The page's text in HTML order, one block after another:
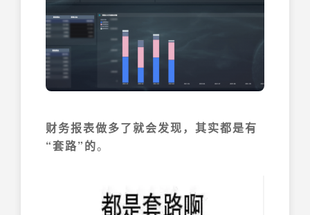
财务报表做多了就会发现，其实都是有
“套路”的。